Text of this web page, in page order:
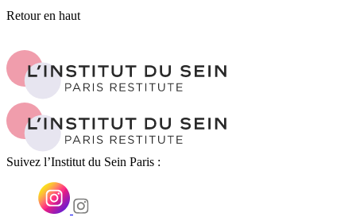
Retour en haut
Suivez l’Institut du Sein Paris :